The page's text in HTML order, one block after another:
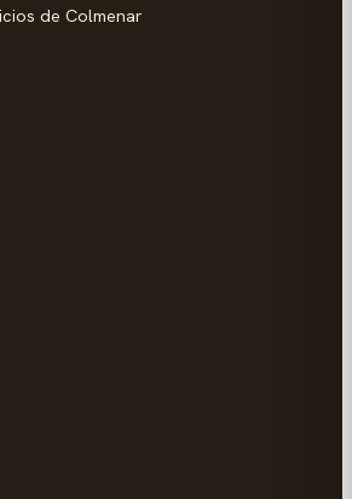
de Colmenar